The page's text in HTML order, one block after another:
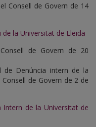
Consell de Govern de 14
la Universitat de Lleida
de Govern de 20
de Denúncia intern de la
de Govern de 2 de
Intern de la Universitat de